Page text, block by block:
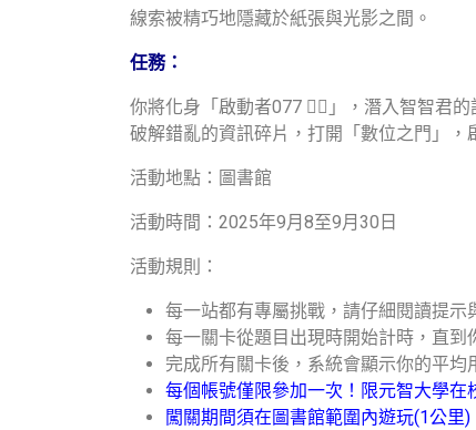
線索被精巧地隱藏於紙張與光影之間。
任務：
你將化身「啟動者077 🕵️‍♂️」，潛入智智君的
破解錯亂的資訊碎片，打開「數位之門」，
活動地點：圖書館
活動時間：2025年9月8至9月30日
活動規則：
每一站都有專屬挑戰，請仔細閱讀提示
每一關卡從題目出現時開始計時，直到
完成所有關卡後，系統會顯示你的平均
每個帳號僅限參加一次！限元智大學在
闖關期間須在圖書館範圍內遊玩(1公里)